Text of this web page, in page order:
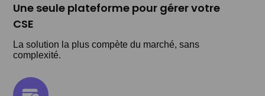
Une seule plateforme pour gérer votre
CSE
La solution la plus compète du marché, sans
complexité.